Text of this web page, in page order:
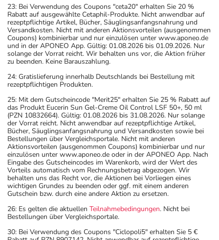
23: Bei Verwendung des Coupons "ceta20" erhalten Sie 20 %
Rabatt auf ausgewählte Cetaphil-Produkte. Nicht anwendbar auf
rezeptpflichtige Artikel, Bücher, Säuglingsanfangsnahrung und
Versandkosten. Nicht mit anderen Aktionsvorteilen (ausgenommen
Coupons) kombinierbar und nur einzulösen unter www.aponeo.de
und in der APONEO App. Gültig: 01.08.2026 bis 01.09.2026. Nur
solange der Vorrat reicht. Wir behalten uns vor, die Aktion früher
zu beenden. Keine Barauszahlung.
24: Gratislieferung innerhalb Deutschlands bei Bestellung mit
rezeptpflichtigen Produkten.
25: Mit dem Gutscheincode "Merit25" erhalten Sie 25 % Rabatt auf
das Produkt Eucerin Sun Gel-Creme Oil Control LSF 50+, 50 ml
(PZN 10832664). Gültig: 01.08.2026 bis 31.08.2026. Nur solange
der Vorrat reicht. Nicht anwendbar auf rezeptpflichtige Artikel,
Bücher, Säuglingsanfangsnahrung und Versandkosten sowie bei
Bestellungen über Vergleichsportale. Nicht mit anderen
Aktionsvorteilen (ausgenommen Coupons) kombinierbar und nur
einzulösen unter www.aponeo.de oder in der APONEO App. Nach
Eingabe des Gutscheincodes im Warenkorb, wird der Wert des
Vorteils automatisch vom Rechnungsbetrag abgezogen. Wir
behalten uns das Recht vor, die Aktionen bei Vorliegen eines
wichtigen Grundes zu beenden oder ggf. mit einem anderen
Gutschein bzw. durch eine andere Aktion zu ersetzen.
26: Es gelten die aktuellen Teilnahmebedingungen. Nicht bei
Bestellungen über Vergleichsportale.
30: Bei Verwendung des Coupons "Ciclopoli5" erhalten Sie 5 €